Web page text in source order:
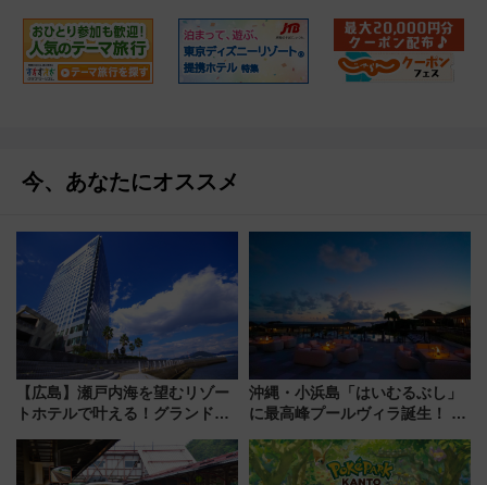
今、あなたにオススメ
【広島】瀬戸内海を望むリゾー
トホテルで叶える！グランドプ
ディング＆カジュアルパーティ
ープラン
沖縄・小浜島「はいむるぶし」
に最高峰プールヴィラ誕生！ 石
美旅「何もしない贅沢」を体験
してみない？